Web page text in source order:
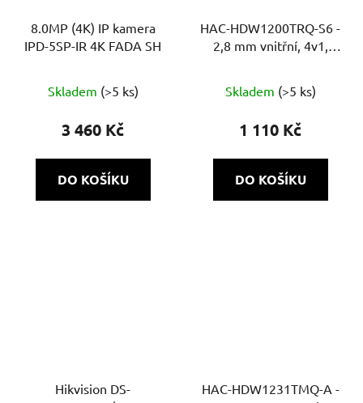
8.0MP (4K) IP kamera
IPD-5SP-IR 4K FADA SH
Skladem (>5 ks)
3 460 Kč
DO KOŠÍKU
HAC-HDW1200TRQ-S6 -
2,8 mm vnitřní, 4v1,
Skladem (>5 ks)
1 110 Kč
DO KOŠÍKU
Hikvision DS-
HAC-HDW1231TMQ-A -